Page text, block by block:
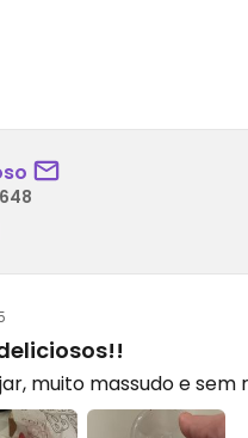
muito massudo e sem